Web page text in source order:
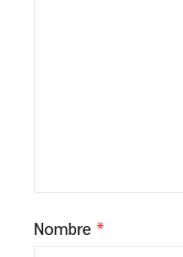
Nombre *